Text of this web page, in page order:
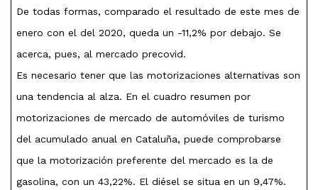
De todas formas, comparado el resultado de este mes de
enero con el del 2020, queda un -11,2% por debajo. Se
acerca, pues, al mercado precovid.
Es necesario tener que las motorizaciones alternativas son
una tendencia al alza. En el cuadro resumen por
motorizaciones de mercado de automóviles de turismo
del acumulado anual en Cataluña, puede comprobarse
que la motorización preferente del mercado es la de
gasolina, con un 43,22%. El diésel se situa en un 9,47%.